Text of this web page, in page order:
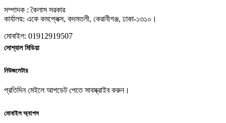
সম্পাদক : কৈলাস সরকার
কার্যালয়: একে কমপ্লেক্স, কদমতলী, কেরানীগঞ্জ, ঢাকা-১৩১০।
মোবাইল: 01912919507
সোশ্যাল মিডিয়া
নিউজলেটার
প্রতিদিন মেইলে আপডেট পেতে সাবস্ক্রাইব করুন।
মোবাইল অ্যাপস